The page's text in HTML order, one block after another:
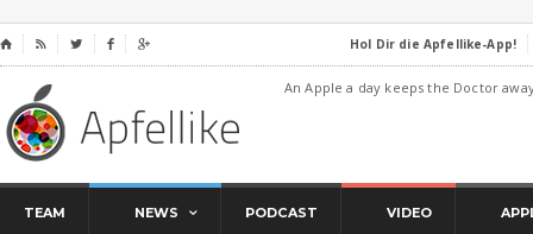
⌂     Hol Dir die Apfellike-App!
An Apple a day keeps the Doctor
TEAM NEWS PODCAST VIDEO